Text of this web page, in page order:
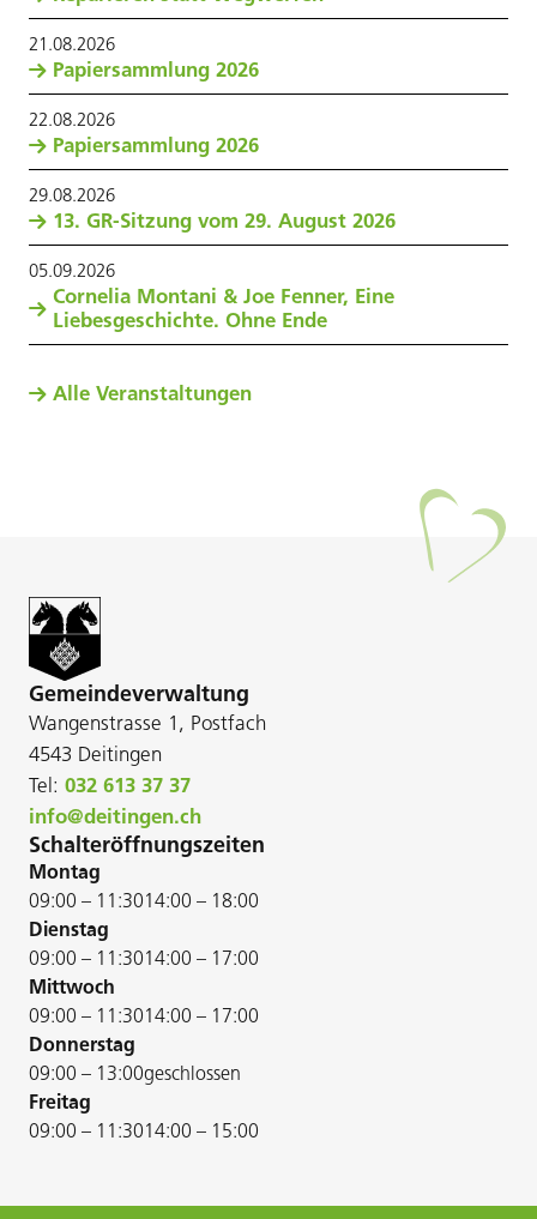
21.08.2026
Papiersammlung 2026
22.08.2026
Papiersammlung 2026
29.08.2026
13. GR-Sitzung vom 29. August 2026
05.09.2026
Cornelia Montani & Joe Fenner, Eine
Liebesgeschichte. Ohne Ende
Alle Veranstaltungen
Gemeindeverwaltung
Wangenstrasse 1, Postfach
4543 Deitingen
Tel: 032 613 37 37
info@deitingen.ch
Schalteröffnungszeiten
Montag
09:00 – 11:3014:00 – 18:00
Dienstag
09:00 – 11:3014:00 – 17:00
Mittwoch
09:00 – 11:3014:00 – 17:00
Donnerstag
09:00 – 13:00geschlossen
Freitag
09:00 – 11:3014:00 – 15:00